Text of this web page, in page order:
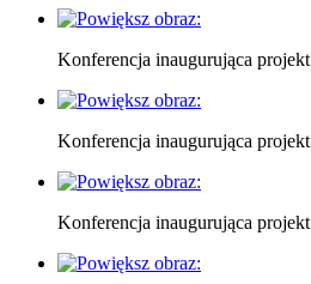
Konferencja inaugurująca projekt
Konferencja inaugurująca projekt
Konferencja inaugurująca projekt